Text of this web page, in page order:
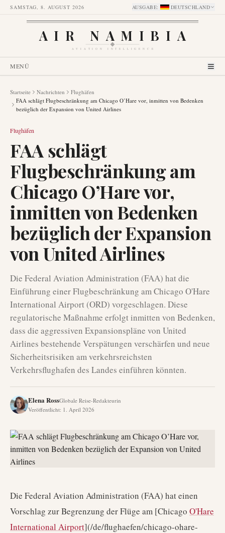
SAMSTAG, 8. AUGUST 2026 AUSGABE: DEUTSCHLAND
AIR NAMIBIA
AVIATION INTELLIGENCE
MENÜ
Startseite Nachrichten
Flughäfen
FAA schlägt Flugbeschränkung am Chicago O’Hare vor, inmitten von Bedenken
bezüglich der Expansion von United Airlines
Flughäfen
FAA schlägt
Flugbeschränkung am
Chicago O’Hare vor,
inmitten von Bedenken
bezüglich der Expansion
von United Airlines
Die Federal Aviation Administration (FAA) hat die
Einführung einer Flugbeschränkung am Chicago O'Hare
International Airport (ORD) vorgeschlagen. Diese
regulatorische Maßnahme erfolgt inmitten von Bedenken,
dass die aggressiven Expansionspläne von United
Airlines bestehende Verspätungen verschärfen und neue
Sicherheitsrisiken am verkehrsreichsten
Verkehrsflughafen des Landes einführen könnten.
Elena RossGlobale Reise-Redakteurin
Veröffentlicht: 1. April 2026
Die Federal Aviation Administration (FAA) hat einen
Vorschlag zur Begrenzung der Flüge am [Chicago O'Hare
International Airport](/de/flughaefen/chicago-ohare-